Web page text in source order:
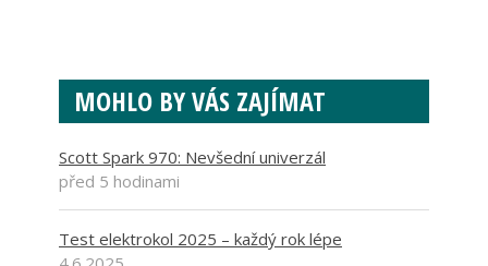
MOHLO BY VÁS ZAJÍMAT
Scott Spark 970: Nevšední univerzál
před 5 hodinami
Test elektrokol 2025 – každý rok lépe